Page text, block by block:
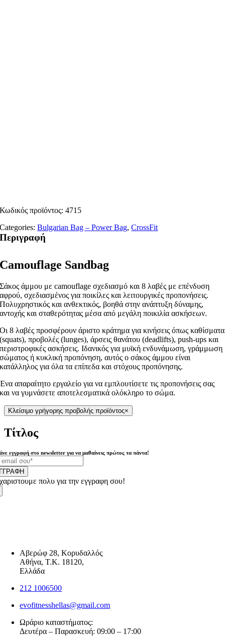
Κωδικός προϊόντος:4715
Categories:Bulgarian Bag – Power Bag,CrossFit
Περιγραφή
Camouflage Sandbag
Σάκος άμμου με camouflage σχεδιασμό και 8 λαβές με επένδυση
αφρού, σχεδιασμένος για ποικίλες και λειτουργικές προπονήσεις.
Πολυχρηστικός και ανθεκτικός, βοηθά στην ανάπτυξη δύναμης,
αντοχής και σταθερότητας μέσα από μεγάλη ποικιλία ασκήσεων.
Οι 8 λαβές προσφέρουν άριστο κράτημα για κινήσεις όπως καθίσματα
(squats), προβολές (lunges), άρσεις θανάτου (deadlifts), push-ups και
περιστροφικές ασκήσεις. Ιδανικός για μυϊκή ενδυνάμωση, γράμμωση
σώματος ή κυκλική προπόνηση, αυτός ο σάκος άμμου είναι
κατάλληλος για όλα τα επίπεδα και στόχους προπόνησης.
Ένα απαραίτητο εργαλείο για να εμπλουτίσετε τις προπονήσεις σας
και να γυμνάσετε αποτελεσματικά ολόκληρο το σώμα.
Κλείσιμο γρήγορης προβολής προϊόντος×
Τίτλος
εγγραφή στο newsletter για να μαθαίνεις πρώτος τα πάντα!
πολυ για την εγγραφη σου!
Αβερώφ 28, Κορυδαλλός
Αθήνα, Τ.Κ. 18120,
Ελλάδα
212 1006500
evofitnesshellas@gmail.com
Ωράριο καταστήματος:
Δευτέρα – Παρασκευή: 09:00 – 17:00